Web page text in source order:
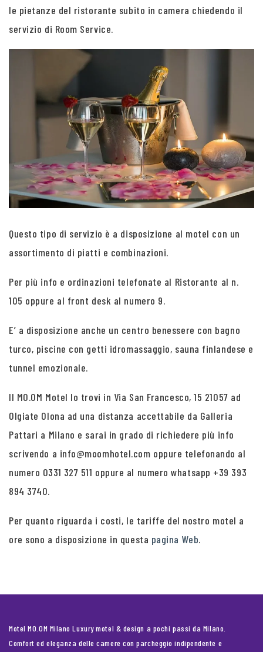
le pietanze del ristorante subito in camera chiedendo il
servizio di Room Service.
Questo tipo di servizio è a disposizione al motel con un
assortimento di piatti e combinazioni.
Per più info e ordinazioni telefonate al Ristorante al n.
105 oppure al front desk al numero 9.
E’ a disposizione anche un centro benessere con bagno
turco, piscine con getti idromassaggio, sauna finlandese e
tunnel emozionale.
Il MO.OM Motel lo trovi in Via San Francesco, 15 21057 ad
Olgiate Olona ad una distanza accettabile da Galleria
Pattari a Milano e sarai in grado di richiedere più info
scrivendo a info@moomhotel.com oppure telefonando al
numero 0331 327 511 oppure al numero whatsapp +39 393
894 3740.
Per quanto riguarda i costi, le tariffe del nostro motel a
ore sono a disposizione in questa pagina Web.
Motel MO.OM Milano Luxury motel & design a pochi passi da Milano.
Comfort ed eleganza delle camere con parcheggio indipendente e